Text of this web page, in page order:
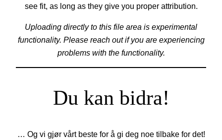
see fit, as long as they give you proper attribution.
Uploading directly to this file area is experimental
functionality. Please reach out if you are experiencing
problems with the functionality.
Du kan bidra!
… Og vi gjør vårt beste for å gi deg noe tilbake for det!